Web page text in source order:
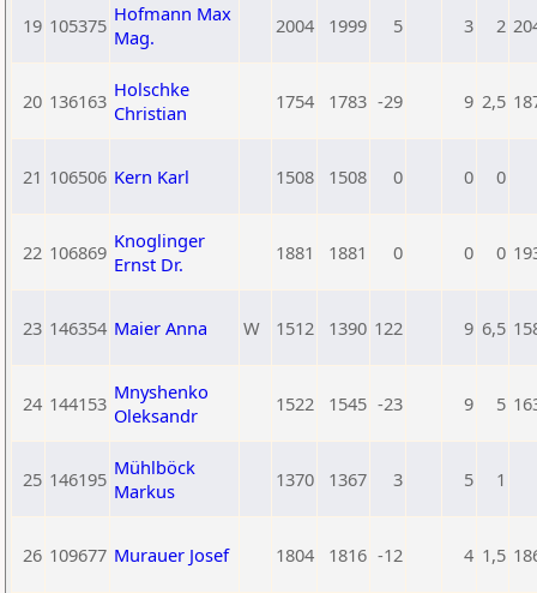
19 105375 Hofmann Max
Mag.
2004 1999 5 3 2
20 136163 Holschke
Christian
1754 1783 -29 9 2,5
21 106506 Kern Karl 1508 1508 0 0 0
22 106869 Knoglinger
Ernst Dr.
1881 1881 0 0 0
23 146354 Maier Anna W 1512 1390 122 9 6,5
24 144153 Mnyshenko
Oleksandr
1522 1545 -23 9 5
25 146195 Mühlböck
Markus
1370 1367 3 5 1
26 109677 Murauer Josef 1804 1816 -12 4 1,5